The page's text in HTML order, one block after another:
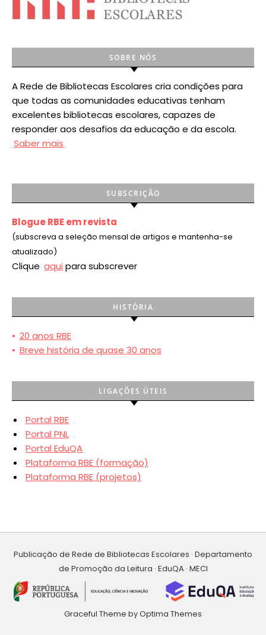
SOBRE NÓS
A Rede de Bibliotecas Escolares cria condições para
que todas as comunidades educativas tenham
excelentes bibliotecas escolares, capazes de
responder aos desafios da educação e da escola.
Saber mais
SUBSCRIÇÃO
Blogue RBE em revista
(subscreva a seleção mensal de artigos e mantenha-se
atualizado)
Clique aqui para subscrever
HISTÓRIA
• 20 anos RBE
• Breve história de quase 30 anos
LIGAÇÕES ÚTEIS
Portal RBE
Portal PNL
Portal EduQA
Plataforma RBE (formação)
Plataforma RBE (projetos)
Publicação de Rede de Bibliotecas Escolares · Departamento
de Promoção da Leitura · EduQA · MECI
Graceful Theme byOptima Themes